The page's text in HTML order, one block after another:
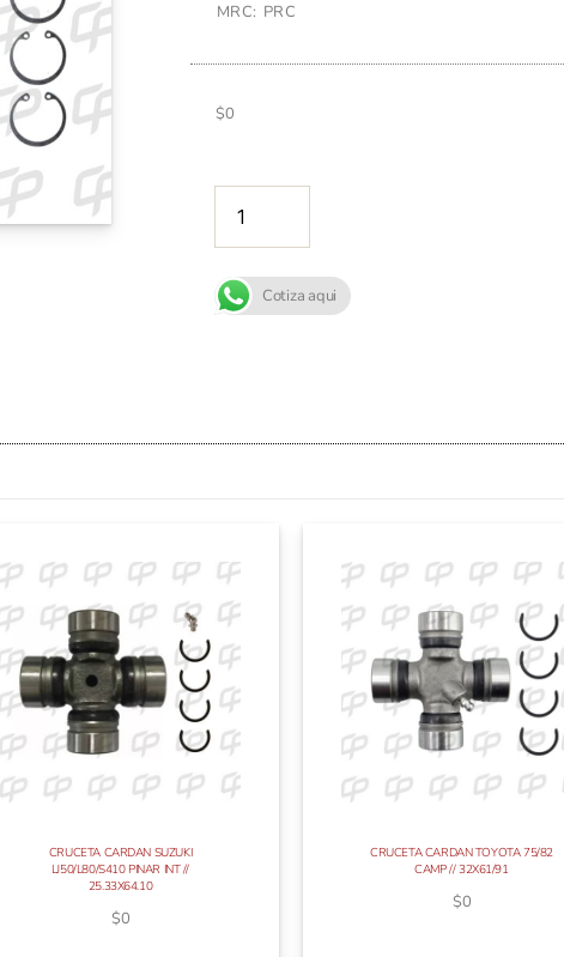
MRC: PRC
$0
Cotiza aqui
CRUCETA CARDAN SUZUKI
LJ50/L80/S410 PINAR INT //
25.33X64.10
$0
CRUCETA CARDAN TOYOTA 75/82
CAMP // 32X61/91
$0